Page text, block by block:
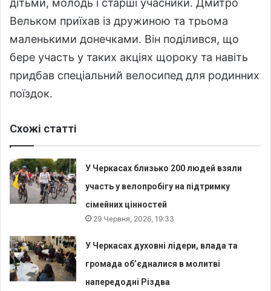
дітьми, молодь і старші учасники. Дмитро
Вельком приїхав із дружиною та трьома
маленькими донечками. Він поділився, що
бере участь у таких акціях щороку та навіть
придбав спеціальний велосипед для родинних
поїздок.
Схожі статті
У Черкасах близько 200 людей взяли
участь у велопробігу на підтримку
сімейних цінностей
29 Червня, 2026, 19:33
У Черкасах духовні лідери, влада та
громада об’єдналися в молитві
напередодні Різдва